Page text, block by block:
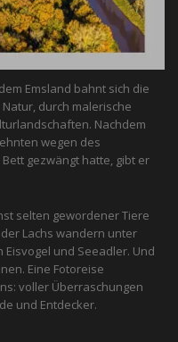
Emsland bahnt sich die
durch malerische
Nachdem
wegen des
gezwängt hatte, gibt er
selten gewordener Tiere
Lachs wandern unter
und See­adler. Und
Eine Fotoreise
voller Überraschungen
und Entdecker.